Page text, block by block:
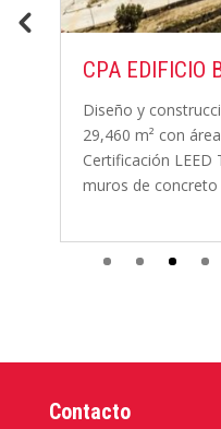
CPA EDIFICIO
Diseño y
29,460 m² con
Certificación
muros de concreto
Contacto